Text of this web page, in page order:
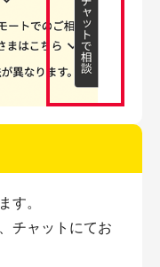
す。
チャットにてお